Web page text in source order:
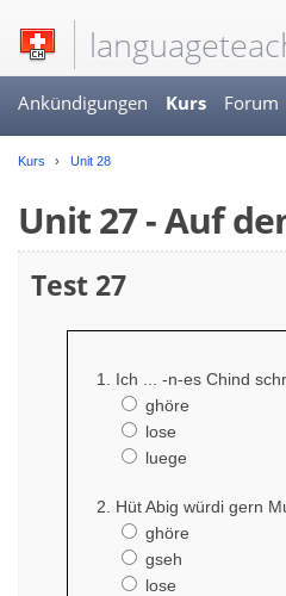
Ankündigungen Kurs Forum
Kurs Unit 28
Unit 27 - Auf
Test 27
Ich ... -n-es Chind
ghöre
lose
luege
Hüt Abig würdi gern
ghöre
gseh
lose